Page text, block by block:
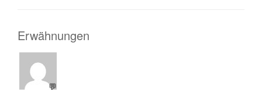
Erwähnungen
💬